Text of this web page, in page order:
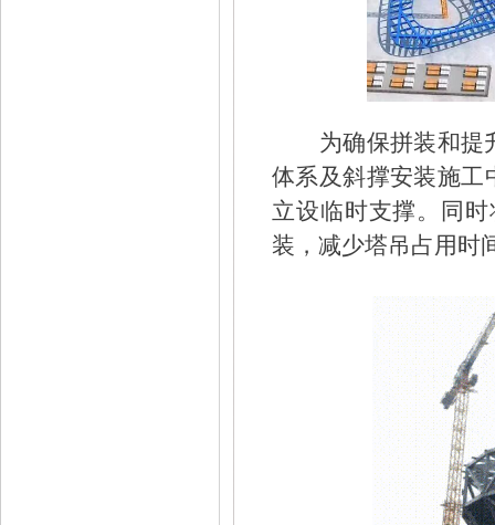
为确保拼装和提
体系及斜撑安装施工
立设临时支撑。同
装，减少塔吊占用时